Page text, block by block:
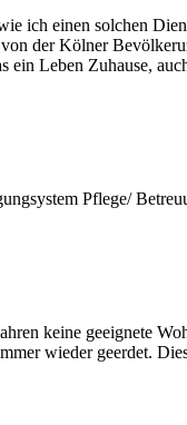
ich einen solchen
der Kölner
ein Leben Zuhause,
Pflege/
keine geeignete
wieder geerdet.